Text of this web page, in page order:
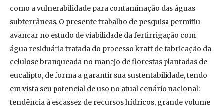
como a vulnerabilidade para contaminação das águas
subterrâneas. O presente trabalho de pesquisa permitiu
avançar no estudo de viabilidade da fertirrigação com
água residuária tratada do processo kraft de fabricação da
celulose branqueada no manejo de florestas plantadas de
eucalipto, de forma a garantir sua sustentabilidade, tendo
em vista seu potencial de uso no atual cenário nacional:
tendência à escassez de recursos hídricos, grande volume